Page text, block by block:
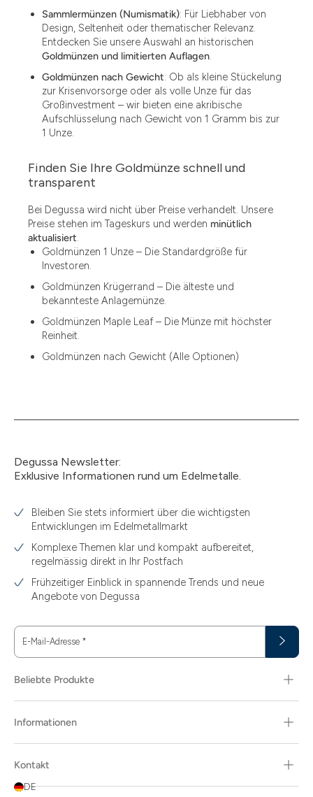
1.49
1.87
12.15
13.77
15.55
15.60
3.05
3.11
3.12
3.44
3.58
3.66
30
Sammlermünzen (Numismatik): Für Liebhaber von
Design, Seltenheit oder thematischer Relevanz.
Entdecken Sie unsere Auswahl an historischen
Goldmünzen und limitierten Auflagen.
Goldmünzen nach Gewicht: Ob als kleine Stückelung
zur Krisenvorsorge oder als volle Unze für das
Großinvestment – wir bieten eine akribische
Aufschlüsselung nach Gewicht von 1 Gramm bis zur
1 Unze.
Finden Sie Ihre Goldmünze schnell und
transparent
Bei Degussa wird nicht über Preise verhandelt. Unsere
Preise stehen im Tageskurs und werden minütlich
aktualisiert.
Goldmünzen 1 Unze – Die Standardgröße für
Investoren.
Goldmünzen Krügerrand – Die älteste und
bekannteste Anlagemünze.
Goldmünzen Maple Leaf – Die Münze mit höchster
Reinheit.
Goldmünzen nach Gewicht (Alle Optionen)
Degussa Newsletter:
Exklusive Informationen rund um Edelmetalle.
Bleiben Sie stets informiert über die wichtigsten
Entwicklungen im Edelmetallmarkt
Komplexe Themen klar und kompakt aufbereitet,
regelmässig direkt in Ihr Postfach
Frühzeitiger Einblick in spannende Trends und neue
Angebote von Degussa
E-Mail-Adresse *
Beliebte Produkte
Informationen
Kontakt
DE